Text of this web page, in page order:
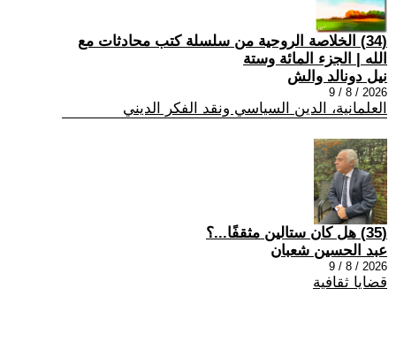
(34) الخلاصة الروحية من سلسلة كتب محادثات مع
الله | الجزء المائة وستة
نيل دونالد والش
2026 / 8 / 9
العلمانية، الدين السياسي ونقد الفكر الديني
(35) هل كان ستالين مثقفًا...؟
عبد الحسين شعبان
2026 / 8 / 9
قضايا ثقافية